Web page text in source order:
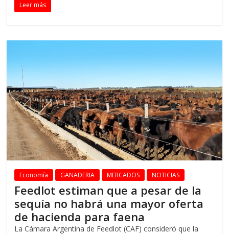
Leer más
Economía GANADERIA MERCADOS NOTICIAS
Feedlot estiman que a pesar de la
sequía no habrá una mayor oferta
de hacienda para faena
La Cámara Argentina de Feedlot (CAF) consideró que la